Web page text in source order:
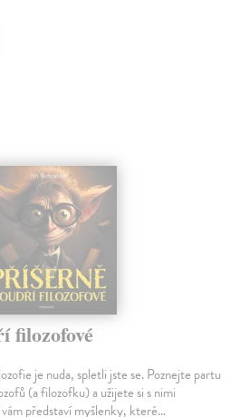
filozofové
je nuda, spletli jste se. Poznejte partu
(a filozofku) a užijete si s nimi
vám představí myšlenky, které…